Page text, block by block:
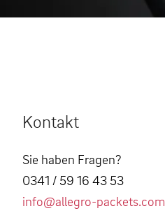
Kontakt
Sie haben Fragen?
0341 / 59 16 43 53
info@allegro-packets.com